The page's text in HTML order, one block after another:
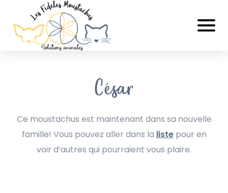
César
Ce moustachus est maintenant dans sa nouvelle
famille! Vous pouvez aller dans la listepour en
voir d’autres qui pourraient vous plaire.